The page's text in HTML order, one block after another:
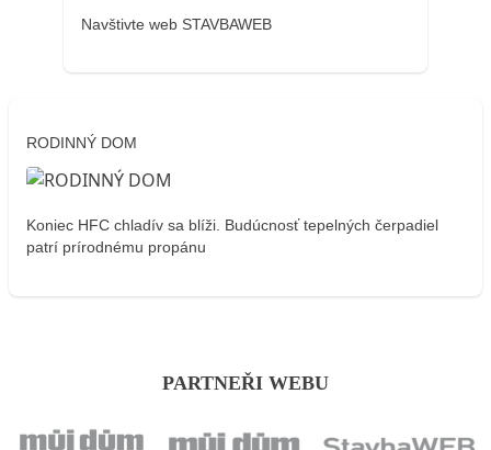
Navštivte web STAVBAWEB
RODINNÝ DOM
Koniec HFC chladív sa blíži. Budúcnosť tepelných čerpadiel
patrí prírodnému propánu
PARTNEŘI WEBU